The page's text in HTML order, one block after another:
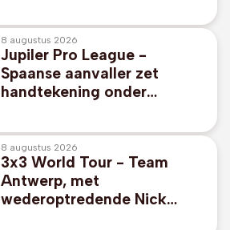
8 augustus 2026
Jupiler Pro League -
Spaanse aanvaller zet
handtekening onder
Brugge
8 augustus 2026
3x3 World Tour - Team
Antwerp, met
wederoptredende Nick